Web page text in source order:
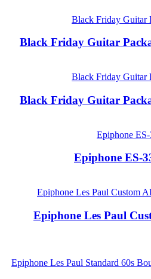
Black Friday Guitar
Black Friday Guitar
Epiphone ES-
Epiphone Les Paul